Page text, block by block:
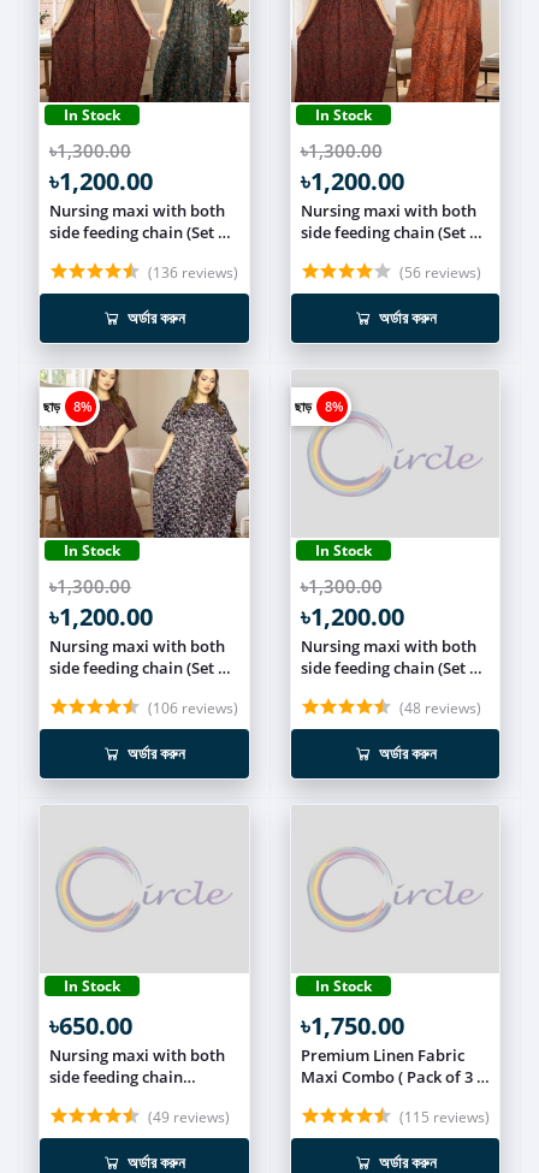
In Stock
৳1,300.00
৳1,200.00
Nursing maxi with both
side feeding chain (Set of
(136 reviews)
অর্ডার করুন
In Stock
৳1,300.00
৳1,200.00
Nursing maxi with both
side feeding chain (Set of
(56 reviews)
অর্ডার করুন
ছাড় 8%
In Stock
৳1,300.00
৳1,200.00
Nursing maxi with both
side feeding chain (Set of
(106 reviews)
অর্ডার করুন
ছাড় 8%
In Stock
৳1,300.00
৳1,200.00
Nursing maxi with both
side feeding chain (Set of
(48 reviews)
অর্ডার করুন
In Stock
৳650.00
Nursing maxi with both
side feeding chain
(49 reviews)
অর্ডার করুন
In Stock
৳1,750.00
Premium Linen Fabric
Maxi Combo ( Pack of 3 )
(115 reviews)
অর্ডার করুন